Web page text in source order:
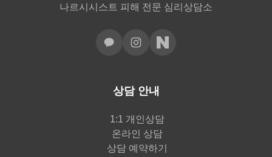
나르시시스트 피해 전문 심리상담소
상담 안내
1:1 개인상담
온라인 상담
상담 예약하기